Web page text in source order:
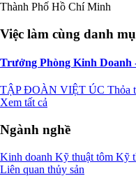
Thành Phố Hồ Chí Minh
Việc làm cùng danh
Trưởng Phòng Kinh Doanh
TẬP ĐOÀN VIỆT ÚC Thỏa
Xem tất cả
Ngành nghề
Kinh doanh Kỹ thuật tôm Kỹ
Liên quan thủy sản